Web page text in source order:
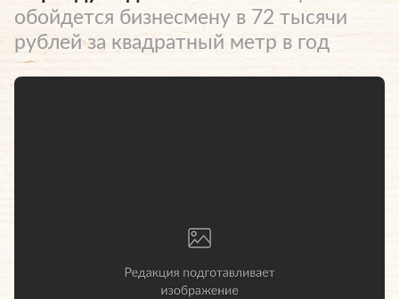
обойдется бизнесмену в 72 тысячи
рублей за квадратный метр в год